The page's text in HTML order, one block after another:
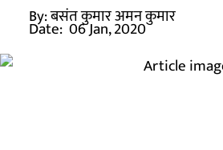
By:बसंत कुमार अमन कुमार
Date: 06 Jan, 2020